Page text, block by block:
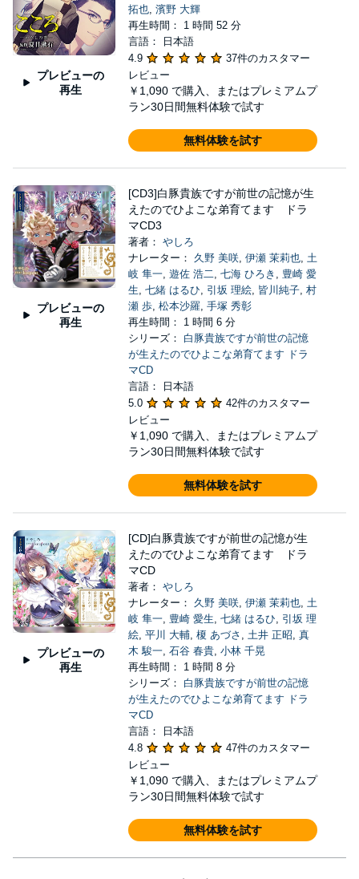
プレビューの
再生
拓也, 濱野 大輝
再生時間： 1 時間 52 分
言語： 日本語
4.9
37件のカスタマー
レビュー
￥1,090 で購入、またはプレミアムプ
ラン30日間無料体験で試す
無料体験を試す
プレビューの
再生
[CD3]白豚貴族ですが前世の記憶が生
えたのでひよこな弟育てます ドラ
マCD3
著者： やしろ
ナレーター： 久野 美咲, 伊瀬 茉莉也, 土
岐 隼一, 遊佐 浩二, 七海 ひろき , 豊崎 愛
生, 七緒 はるひ, 引坂 理絵, 皆川純子, 村
瀬 歩, 松本沙羅, 手塚 秀彰
再生時間： 1 時間 6 分
シリーズ： 白豚貴族ですが前世の記憶
が生えたのでひよこな弟育てます ドラ
マCD
言語： 日本語
5.0
42件のカスタマー
レビュー
￥1,090 で購入、またはプレミアムプ
ラン30日間無料体験で試す
無料体験を試す
プレビューの
再生
[CD]白豚貴族ですが前世の記憶が生
えたのでひよこな弟育てます ドラ
マCD
著者： やしろ
ナレーター： 久野 美咲, 伊瀬 茉莉也, 土
岐 隼一, 豊崎 愛生, 七緒 はるひ, 引坂 理
絵, 平川 大輔, 榎 あづさ , 土井 正昭, 真
木 駿一, 石谷 春貴, 小林 千晃
再生時間： 1 時間 8 分
シリーズ： 白豚貴族ですが前世の記憶
が生えたのでひよこな弟育てます ドラ
マCD
言語： 日本語
4.8
47件のカスタマー
レビュー
￥1,090 で購入、またはプレミアムプ
ラン30日間無料体験で試す
無料体験を試す